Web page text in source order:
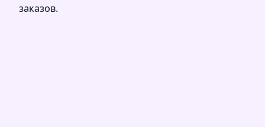
заказов.